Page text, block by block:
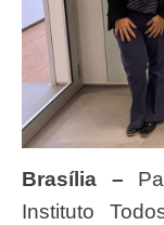
Brasília –
Instituto